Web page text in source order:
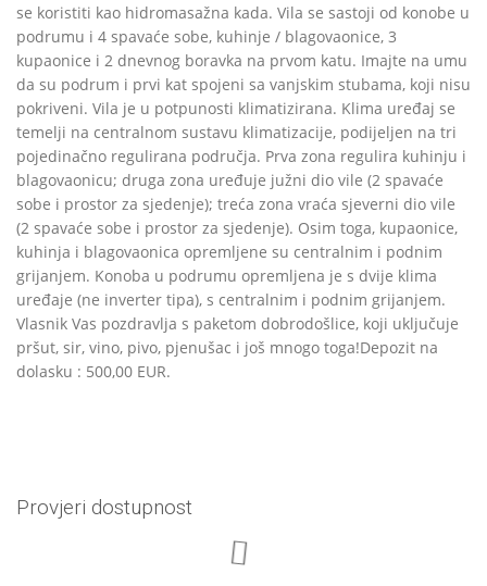
se koristiti kao hidromasažna kada. Vila se sastoji od konobe u
podrumu i 4 spavaće sobe, kuhinje / blagovaonice, 3
kupaonice i 2 dnevnog boravka na prvom katu. Imajte na umu
da su podrum i prvi kat spojeni sa vanjskim stubama, koji nisu
pokriveni. Vila je u potpunosti klimatizirana. Klima uređaj se
temelji na centralnom sustavu klimatizacije, podijeljen na tri
pojedinačno regulirana područja. Prva zona regulira kuhinju i
blagovaonicu; druga zona uređuje južni dio vile (2 spavaće
sobe i prostor za sjedenje); treća zona vraća sjeverni dio vile
(2 spavaće sobe i prostor za sjedenje). Osim toga, kupaonice,
kuhinja i blagovaonica opremljene su centralnim i podnim
grijanjem. Konoba u podrumu opremljena je s dvije klima
uređaje (ne inverter tipa), s centralnim i podnim grijanjem.
Vlasnik Vas pozdravlja s paketom dobrodošlice, koji uključuje
pršut, sir, vino, pivo, pjenušac i još mnogo toga!Depozit na
dolasku : 500,00 EUR.
Provjeri dostupnost